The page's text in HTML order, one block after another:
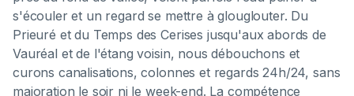
s'écouler et un regard se mettre à glouglouter. Du
Prieuré et du Temps des Cerises jusqu'aux abords de
Vauréal et de l'étang voisin, nous débouchons et
curons canalisations, colonnes et regards 24h/24, sans
majoration le soir ni le week-end. La compétence